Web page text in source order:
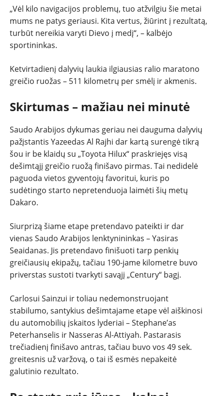
„Vėl kilo navigacijos problemų, tuo atžvilgiu šie metai
mums ne patys geriausi. Kita vertus, žiūrint į rezultatą,
turbūt nereikia varyti Dievo į medį“, – kalbėjo
sportininkas.
Ketvirtadienį dalyvių laukia ilgiausias ralio maratono
greičio ruožas – 511 kilometrų per smėlį ir akmenis.
Skirtumas – mažiau nei minutė
Saudo Arabijos dykumas geriau nei dauguma dalyvių
pažįstantis Yazeedas Al Rajhi dar kartą surengė tikrą
šou ir be klaidų su „Toyota Hilux“ praskriejęs visą
dešimtąjį greičio ruožą finišavo pirmas. Tai nedidelė
paguoda vietos gyventojų favoritui, kuris po
sudėtingo starto nepretenduoja laimėti šių metų
Dakaro.
Siurprizą šiame etape pretendavo pateikti ir dar
vienas Saudo Arabijos lenktynininkas – Yasiras
Seaidanas. Jis pretendavo finišuoti tarp penkių
greičiausių ekipažų, tačiau 190-jame kilometre buvo
priverstas sustoti tvarkyti savąjį „Century“ bagį.
Carlosui Sainzui ir toliau nedemonstruojant
stabilumo, santykius dešimtajame etape vėl aiškinosi
du automobilių įskaitos lyderiai – Stephane’as
Peterhanselis ir Nasseras Al-Attiyah. Pastarasis
trečiadienį finišavo antras, tačiau buvo vos 49 sek.
greitesnis už varžovą, o tai iš esmės nepakeitė
galutinio rezultato.